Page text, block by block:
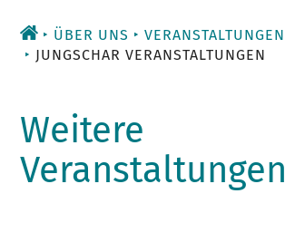
ÜBER UNS
VERANSTALTUNGEN
JUNGSCHAR VERANSTALTUNGEN
Weitere
Veranstaltungen